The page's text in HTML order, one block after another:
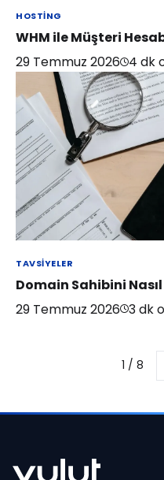
HOSTING
WHM ile Müşteri
29 Temmuz 2026 4 dk
TAVSIYELER
Domain Sahibini
29 Temmuz 2026 3dk
1 / 8